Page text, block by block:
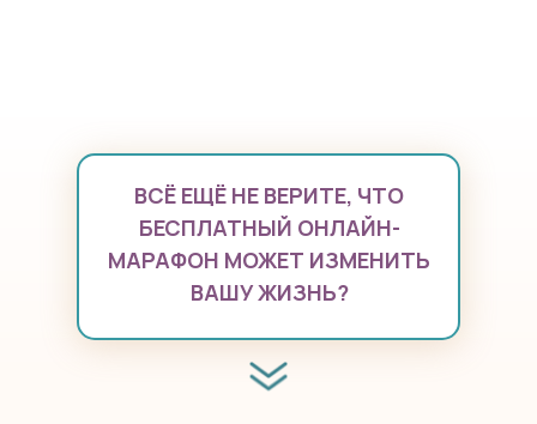
ВСЁ ЕЩЁ НЕ ВЕРИТЕ, ЧТО
БЕСПЛАТНЫЙ ОНЛАЙН-
МАРАФОН МОЖЕТ ИЗМЕНИТЬ
ВАШУ ЖИЗНЬ?